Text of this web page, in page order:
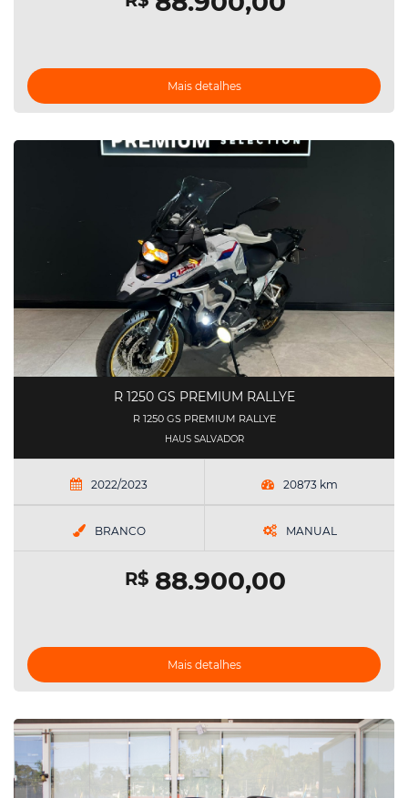
Mais detalhes
R 1250 GS PREMIUM RALLYE
R 1250 GS PREMIUM RALLYE
HAUS SALVADOR
2022/2023 20873 km
BRANCO MANUAL
R$88.900,00
Mais detalhes